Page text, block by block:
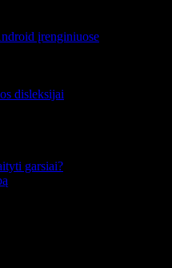
įrenginiuose
disleksijai
garsiai?